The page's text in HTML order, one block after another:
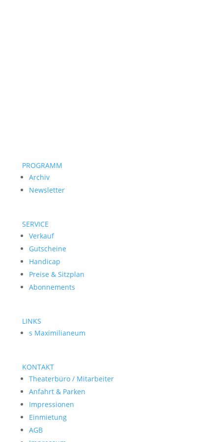
PROGRAMM
Archiv
Newsletter
SERVICE
Verkauf
Gutscheine
Handicap
Preise & Sitzplan
Abonnements
LINKS
s Maximilianeum
KONTAKT
Theaterbüro / Mitarbeiter
Anfahrt & Parken
Impressionen
Einmietung
AGB